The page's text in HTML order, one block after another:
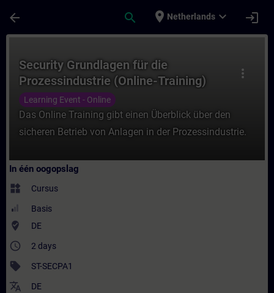
arrow_back search place Netherlands expand_more login
more_vert
Security Grundlagen für die
Prozessindustrie (Online-Training)
Learning Event - Online
Das Online Training gibt einen Überblick über den
sicheren Betrieb von Anlagen in der Prozessindustrie.
In één oogopslag
widgets Cursus
Basis
where_to_vote DE
access_time 2 days
sell ST-SECPA1
translate DE